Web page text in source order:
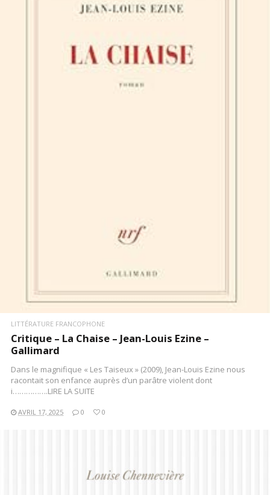
LITTÉRATURE FRANCOPHONE
Critique – La Chaise – Jean-Louis Ezine –
Gallimard
Dans le magnifique « Les Taiseux » (2009), Jean-Louis Ezine nous
racontait son enfance auprès d’un parâtre violent dont
i…………….LIRE LA SUITE
AVRIL 17, 2025 0 0